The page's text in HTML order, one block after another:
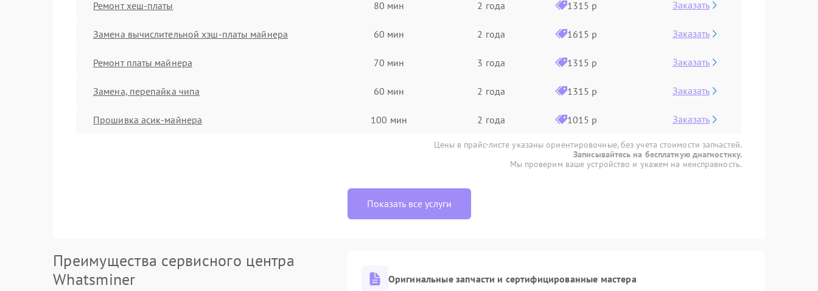
Ремонт хеш-платы 80 мин 2 года 1315 р Заказать
Замена вычислительной хэш-платы майнера 60 мин 2 года 1615 р Заказать
Ремонт платы майнера 70 мин 3 года 1315 р Заказать
Замена, перепайка чипа 60 мин 2 года 1315 р Заказать
Прошивка асик-майнера 100 мин 2 года 1015 р Заказать
Цены в прайс-листе указаны ориентировочные, без учета стоимости запчастей.
Записывайтесь на бесплатную диагностику.
Мы проверим ваше устройство и укажем на неисправность.
Показать все услуги
Преимущества сервисного центра
Whatsminer
Оригинальные запчасти и сертифицированные мастера